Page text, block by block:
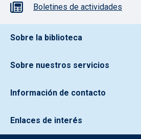
Boletines de actividades
Pie de pagina información
Sobre la biblioteca
Sobre nuestros servicios
Información de contacto
Enlaces de interés